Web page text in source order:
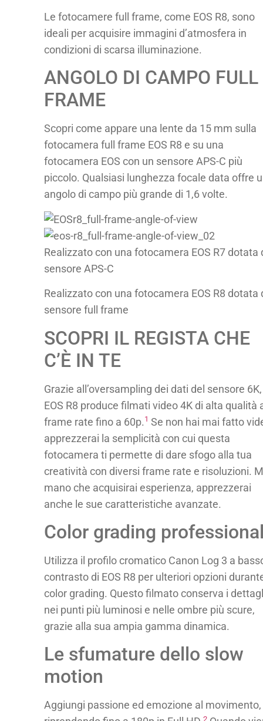
Le fotocamere full frame, come EOS R8, sono
ideali per acquisire immagini d’atmosfera in
condizioni di scarsa illuminazione.
ANGOLO DI CAMPO FULL
FRAME
Scopri come appare una lente da 15 mm sulla
fotocamera full frame EOS R8 e su una
fotocamera EOS con un sensore APS-C più
piccolo. Qualsiasi lunghezza focale data offre
angolo di campo più grande di 1,6 volte.
Realizzato con una fotocamera EOS R7 dotata
sensore APS-C
Realizzato con una fotocamera EOS R8 dotata
sensore full frame
SCOPRI IL REGISTA CHE
C’È IN TE
Grazie all’oversampling dei dati del sensore 6K,
EOS R8 produce filmati video 4K di alta qualità
frame rate fino a 60p. 1 Se non hai mai fatto
apprezzerai la semplicità con cui questa
fotocamera ti permette di dare sfogo alla tua
creatività con diversi frame rate e risoluzioni.
mano che acquisirai esperienza, apprezzerai
anche le sue caratteristiche avanzate.
Color grading
Utilizza il profilo cromatico Canon Log 3 a
contrasto di EOS R8 per ulteriori opzioni
color grading. Questo filmato conserva i
nei punti più luminosi e nelle ombre più scure,
grazie alla sua ampia gamma dinamica.
Le sfumature dello slow
motion
Aggiungi passione ed emozione al movimento,
2